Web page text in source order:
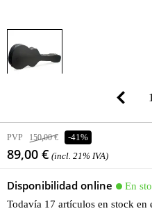
1
PVP 150,00 € -41%
89,00 € (incl. 21% IVA)
Disponibilidad online
En
Todavía 17 artículos en stock en